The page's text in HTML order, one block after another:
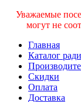
Уважаемые
могут не
Главная
Каталог
Скидки
Оплата
Доставка